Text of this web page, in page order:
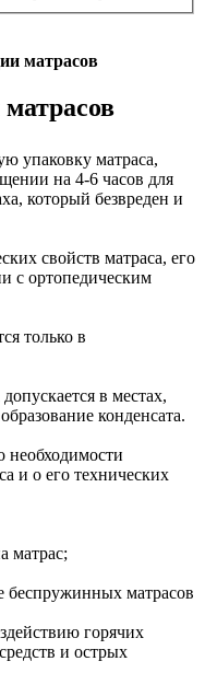
матрасов
упаковку матраса,
на 4-6 часов для
который безвреден и
свойств матраса, его
с ортопедическим
только в
в местах,
конденсата.
необходимости
и о его технических
матрас;
беспружинных матрасов
горячих
и острых